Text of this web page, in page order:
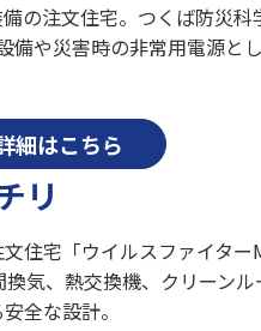
の注文住宅。つくば防災
や災害時の非常用電源と
細はこちら
リ
住宅「ウイルスファイタ
気、熱交換機、クリーン
全な設計。